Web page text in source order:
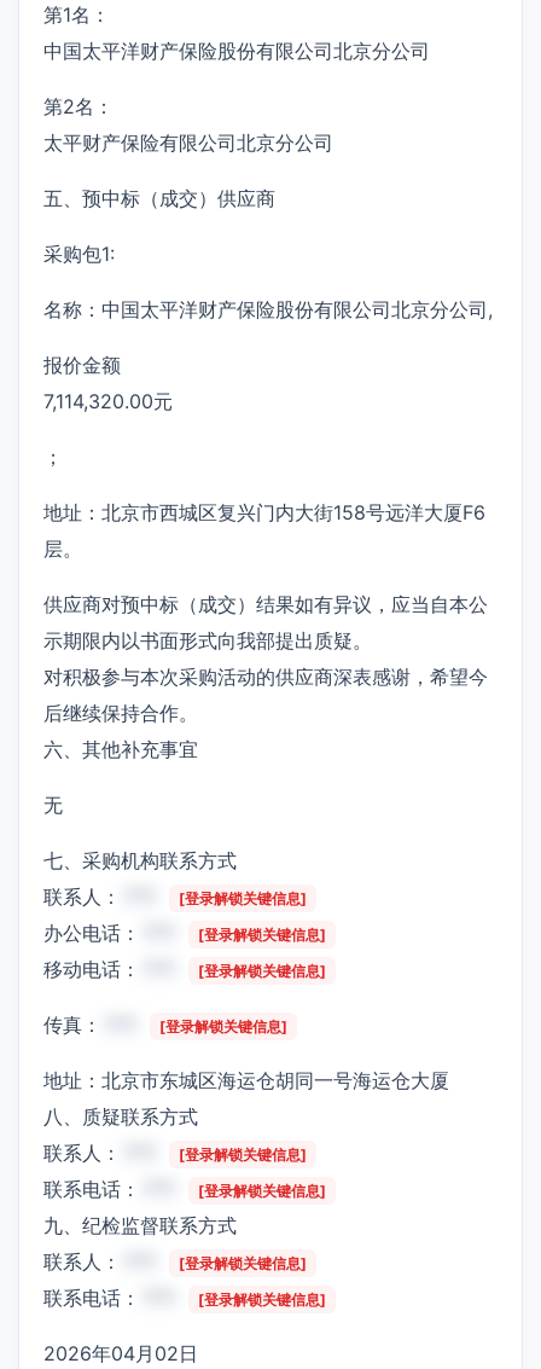
第1名：
中国太平洋财产保险股份有限公司北京分公司
第2名：
太平财产保险有限公司北京分公司
五、预中标（成交）供应商
采购包1:
名称：中国太平洋财产保险股份有限公司北京分公司,
报价金额
7,114,320.00元
；
地址：北京市西城区复兴门内大街158号远洋大厦F6
层。
供应商对预中标（成交）结果如有异议，应当自本公
示期限内以书面形式向我部提出质疑。
对积极参与本次采购活动的供应商深表感谢，希望今
后继续保持合作。
六、其他补充事宜
无
七、采购机构联系方式
联系人：
[登录解锁关键信息]
办公电话： [登录解锁关键信息]
移动电话： [登录解锁关键信息]
传真： [登录解锁关键信息]
地址：北京市东城区海运仓胡同一号海运仓大厦
八、质疑联系方式
联系人：
[登录解锁关键信息]
联系电话： [登录解锁关键信息]
九、纪检监督联系方式
联系人：
[登录解锁关键信息]
联系电话： [登录解锁关键信息]
2026年04月02日